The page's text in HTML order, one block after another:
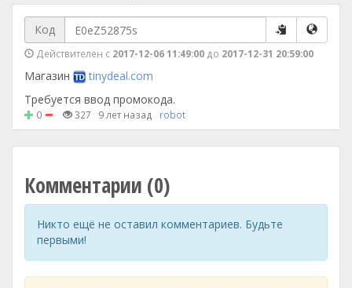
Код
Действителен с 2017-12-06 11:49:00 до 2017-12-31 20:59:00
Магазин
tinydeal.com
Требуется ввод промокода.
0 327 9 лет назад robot
Комментарии (0)
Никто ещё не оставил комментариев. Будьте
первыми!